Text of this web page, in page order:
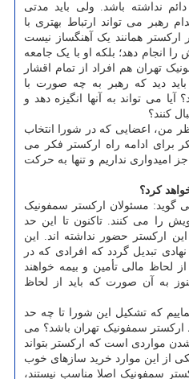
نداشته باشد. ولی باید مدتی
رهبر می تواند ارتباط بهتری با
ارکستر همانند یک آهنگساز نیست
انجام دهد؛ بلکه او با یک جامعه
تهران هم افراد از تمام اقشار
دید که رهبر به چه صورت با
آیا می تواند به آنها انگیزه دهد و
کنند؟
من، اعضایی که در شورا انتخاب
برای ادامه راه ارکستر فکر می
جز امیدواری نداریم و تنها به حرکت
کرد؟
مسئولان ارکستر سمفونیک
را می کنند. تاکنون تا این حد
ارکستر حضور نداشته اند. این
تبدیل گردد که افرادی که در
لحاظ مالی تأمین و بیمه خواهند
به آن صورت که باید از لحاظ
که تشکیل این شورا تا چه حد
ارکستر سمفونیک تهران باشد؟ می
مواردی است که ارکستر بتواند
از این موارد خرید سازهای خوب
سمفونیک اصلا مناسب نیستند،